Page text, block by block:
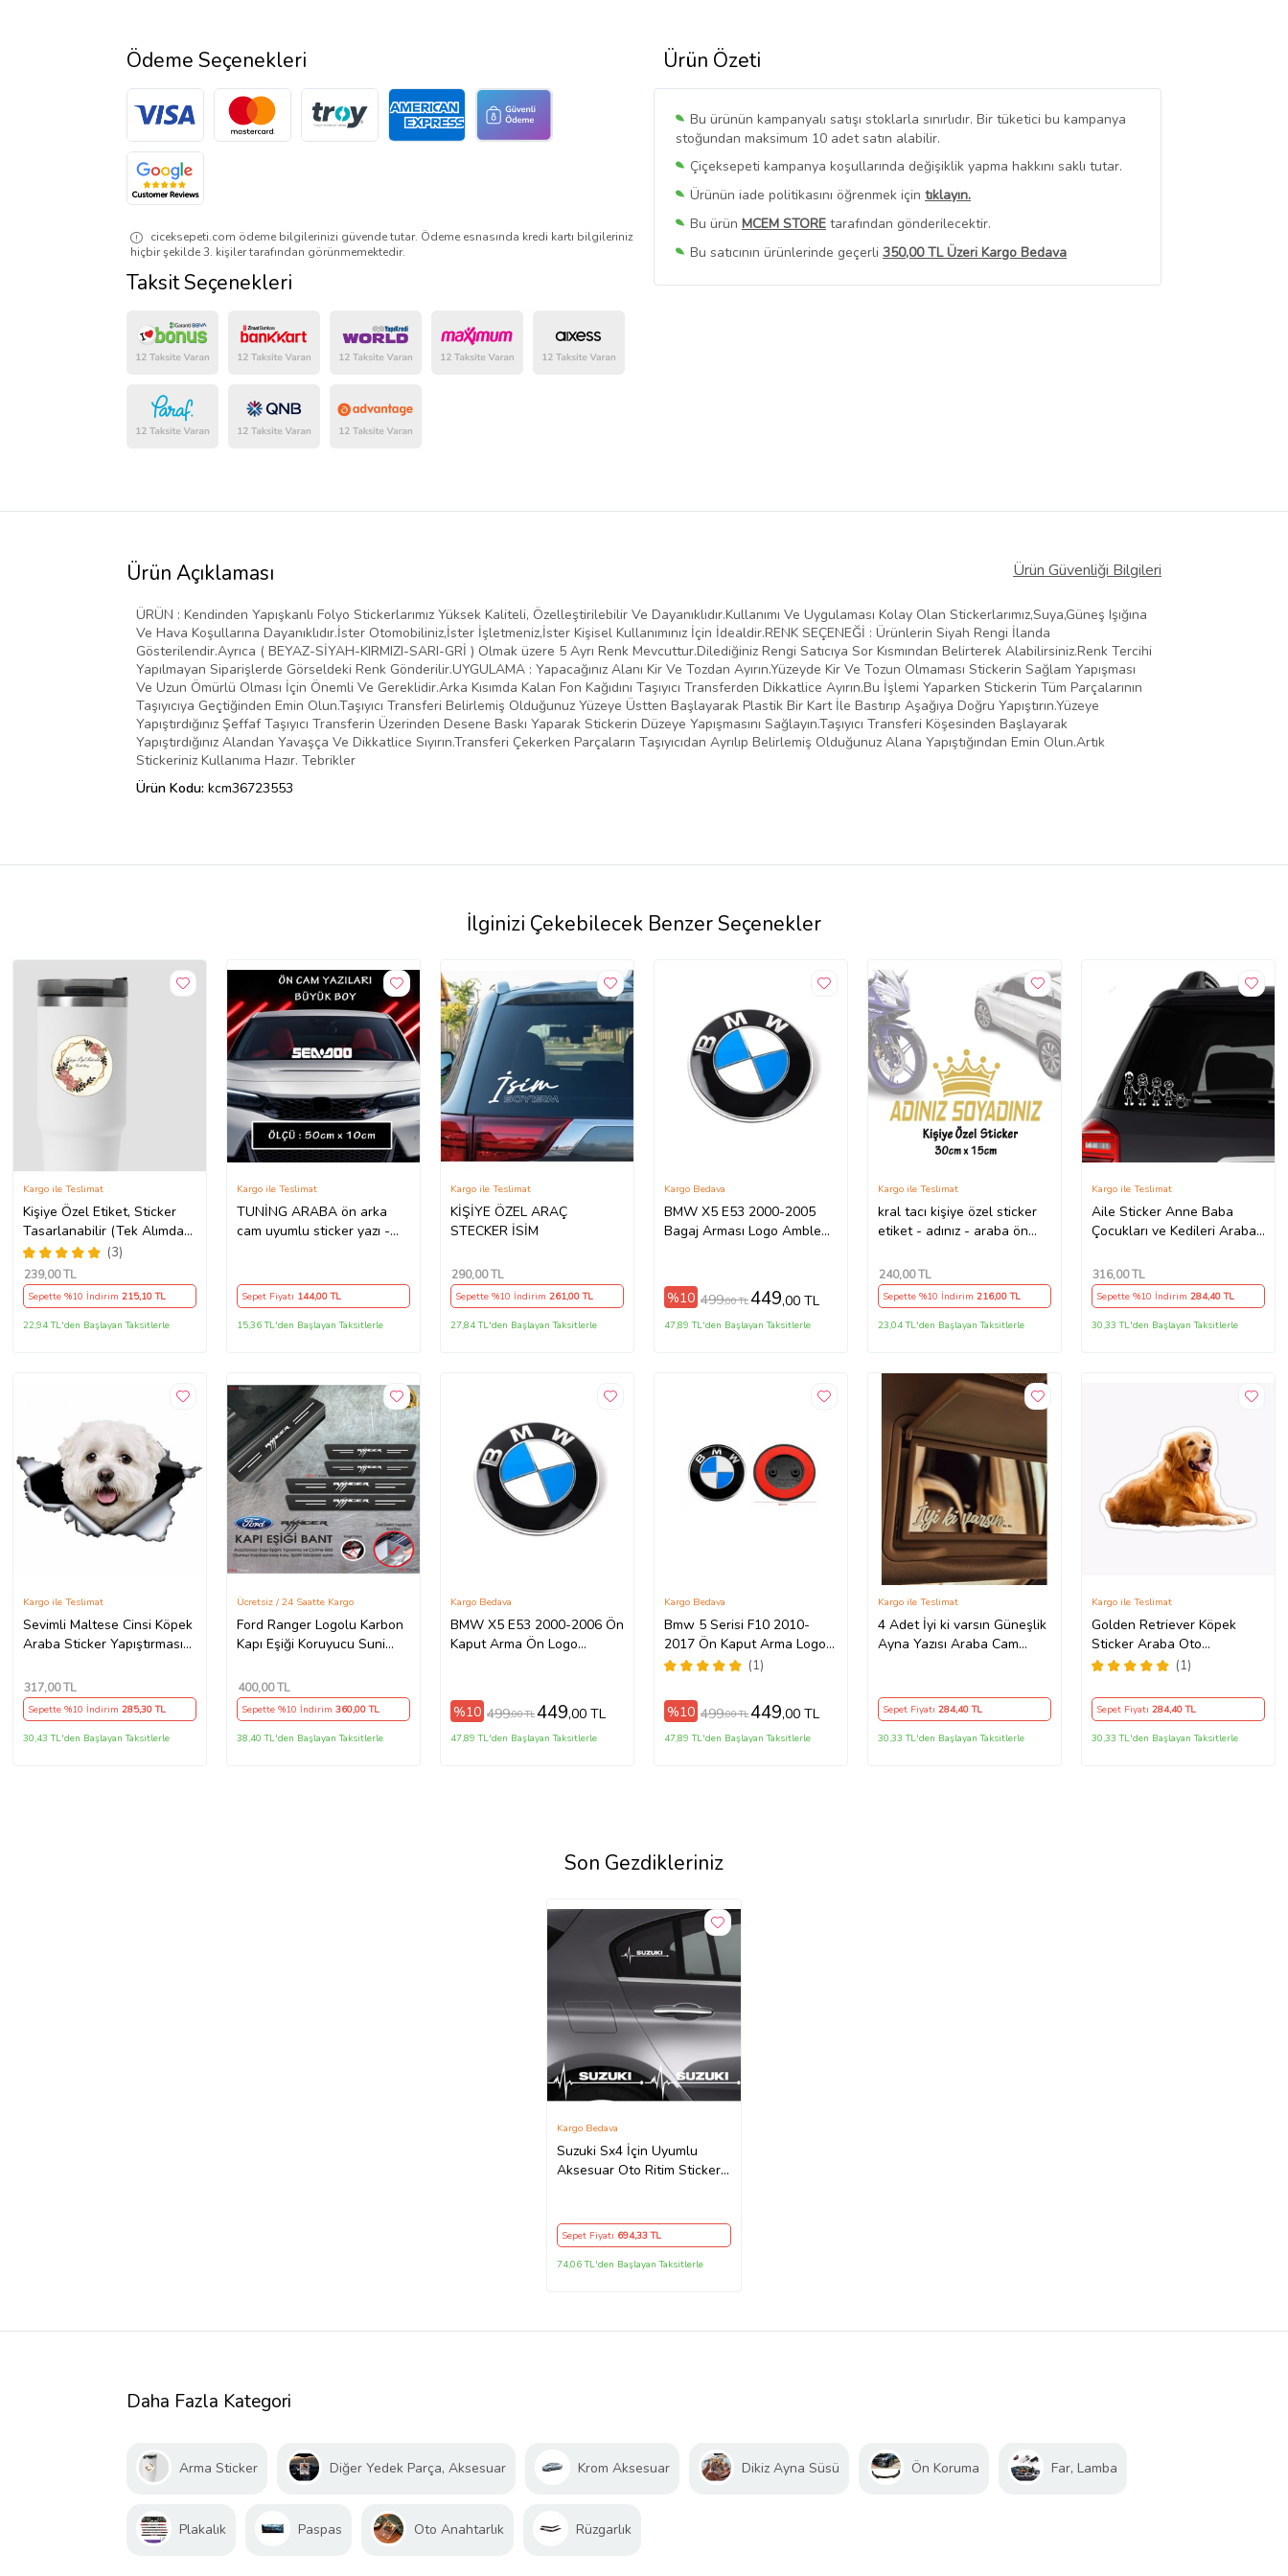
Ürün Özeti
Bu ürünün kampanyalı satışı stoklarla sınırlıdır. Bir tüketici bu kampanya
stoğundan maksimum 10 adet satın alabilir.
Çiçeksepeti kampanya koşullarında değişiklik yapma hakkını saklı tutar.
Ürünün iade politikasını öğrenmek için tıklayın.
Bu ürün MCEM STORE tarafından gönderilecektir.
Bu satıcının ürünlerinde geçerli 350,00 TL Üzeri Kargo Bedava
Bu SatıcınınTüm Ürünlerini Görüntüle
Ödeme Seçenekleri
ciceksepeti.com ödeme bilgilerinizi güvende tutar. Ödeme esnasında kredi kartı bilgileriniz
hiçbir şekilde 3. kişiler tarafından görünmemektedir.
Taksit Seçenekleri
Ürün Açıklaması Ürün Güvenliği Bilgileri
ÜRÜN : Kendinden Yapışkanlı Folyo Stickerlarımız Yüksek Kaliteli, Özelleştirilebilir Ve Dayanıklıdır.Kullanımı Ve Uygulaması Kolay Olan Stickerlarımız,Suya,Güneş Işığına
Ve Hava Koşullarına Dayanıklıdır.İster Otomobiliniz,İster İşletmeniz,İster Kişisel Kullanımınız İçin İdealdir.RENK SEÇENEĞİ : Ürünlerin Siyah Rengi İlanda
Gösterilendir.Ayrıca ( BEYAZ-SİYAH-KIRMIZI-SARI-GRİ ) Olmak üzere 5 Ayrı Renk Mevcuttur.Dilediğiniz Rengi Satıcıya Sor Kısmından Belirterek Alabilirsiniz.Renk Tercihi
Yapılmayan Siparişlerde Görseldeki Renk Gönderilir.UYGULAMA : Yapacağınız Alanı Kir Ve Tozdan Ayırın.Yüzeyde Kir Ve Tozun Olmaması Stickerin Sağlam Yapışması
Ve Uzun Ömürlü Olması İçin Önemli Ve Gereklidir.Arka Kısımda Kalan Fon Kağıdını Taşıyıcı Transferden Dikkatlice Ayırın.Bu İşlemi Yaparken Stickerin Tüm Parçalarının
Taşıyıcıya Geçtiğinden Emin Olun.Taşıyıcı Transferi Belirlemiş Olduğunuz Yüzeye Üstten Başlayarak Plastik Bir Kart İle Bastırıp Aşağıya Doğru Yapıştırın.Yüzeye
Yapıştırdığınız Şeffaf Taşıyıcı Transferin Üzerinden Desene Baskı Yaparak Stickerin Düzeye Yapışmasını Sağlayın.Taşıyıcı Transferi Köşesinden Başlayarak
Yapıştırdığınız Alandan Yavaşça Ve Dikkatlice Sıyırın.Transferi Çekerken Parçaların Taşıyıcıdan Ayrılıp Belirlemiş Olduğunuz Alana Yapıştığından Emin Olun.Artık
Stickeriniz Kullanıma Hazır. Tebrikler
Ürün Kodu: kcm36723553
İlginizi Çekebilecek Benzer Seçenekler
Kişiye Özel Etiket, Sticker
Tasarlanabilir (Tek Alımda
50'li Gönderim
Yapılmaktadır)
(3)
Kargo ile Teslimat
239,00 TL
Sepette %10 İndirim 215,10 TL
22,94 TL'den Başlayan Taksitlerle
TUNİNG ARABA ön arka
cam uyumlu sticker yazı -
Kargo ile Teslimat
Sepet Fiyatı 144,00 TL
15,36 TL'den Başlayan Taksitlerle
KİŞİYE ÖZEL ARAÇ
STECKER İSİM
Kargo ile Teslimat
290,00 TL
Sepette %10 İndirim 261,00 TL
27,84 TL'den Başlayan Taksitlerle
BMW X5 E53 2000-2005
Bagaj Arması Logo Amblem
Kargo Bedava
%10 499,00 TL449,00 TL
47,89 TL'den Başlayan Taksitlerle
kral tacı kişiye özel sticker
etiket - adınız - araba ön
Kargo ile Teslimat
240,00 TL
Sepette %10 İndirim216,00 TL
23,04 TL'den Başlayan Taksitlerle
Aile Sticker Anne Baba
Çocukları ve Kedileri Araba
Kargo ile Teslimat
316,00 TL
Sepette %10 İndirim284,40 TL
30,33 TL'den Başlayan Taksitlerle
Sevimli Maltese Cinsi Köpek
Araba Sticker Yapıştırması
Kargo ile Teslimat
317,00 TL
Sepette %10 İndirim 285,30 TL
30,43 TL'den Başlayan Taksitlerle
Ford Ranger Logolu Karbon
Kapı Eşiği Koruyucu Suni
Ücretsiz / 24 Saatte Kargo
400,00 TL
Sepette %10 İndirim 360,00 TL
38,40 TL'den Başlayan Taksitlerle
BMW X5 E53 2000-2006 Ön
Kaput Arma Ön Logo
Kargo Bedava
%10 499,00 TL449,00 TL
47,89 TL'den Başlayan Taksitlerle
Bmw 5 Serisi F10 2010-
2017 Ön Kaput Arma Logo
51147057794 (1)
Kargo Bedava
%10 499,00 TL449,00 TL
47,89 TL'den Başlayan Taksitlerle
4 Adet İyi ki varsın Güneşlik
Ayna Yazısı Araba Cam
Kargo ile Teslimat
Sepet Fiyatı284,40 TL
30,33 TL'den Başlayan Taksitlerle
Golden Retriever Köpek
Sticker Araba Oto
Yapıştırması 17CM A1
(1)
Kargo ile Teslimat
Sepet Fiyatı284,40 TL
30,33 TL'den Başlayan Taksitlerle
Son Gezdikleriniz
Suzuki Sx4 İçin Uyumlu
Aksesuar Oto Ritim Sticker
Kargo Bedava
Sepet Fiyatı 694,33 TL
74,06 TL'den Başlayan Taksitlerle
Daha Fazla Kategori
Arma Sticker Diğer Yedek Parça, Aksesuar Krom Aksesuar Dikiz Ayna Süsü Ön Koruma Far, Lamba
Plakalık Paspas Oto Anahtarlık Rüzgarlık